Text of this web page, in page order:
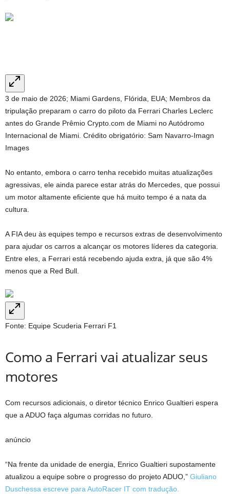
3 de maio de 2026; Miami Gardens, Flórida, EUA; Membros da
tripulação preparam o carro do piloto da Ferrari Charles Leclerc
antes do Grande Prêmio Crypto.com de Miami no Autódromo
Internacional de Miami. Crédito obrigatório: Sam Navarro-Imagn
Images
No entanto, embora o carro tenha recebido muitas atualizações
agressivas, ele ainda parece estar atrás do Mercedes, que possui
um motor altamente eficiente que há muito tempo é a nata da
cultura.
A FIA deu às equipes tempo e recursos extras de desenvolvimento
para ajudar os carros a alcançar os motores líderes da categoria.
Entre eles, a Ferrari está recebendo ajuda extra, já que são 4%
menos que a Red Bull.
Fonte: Equipe Scuderia Ferrari F1
Como a Ferrari vai atualizar seus
motores
Com recursos adicionais, o diretor técnico Enrico Gualtieri espera
que a ADUO faça algumas corridas no futuro.
anúncio
“Na frente da unidade de energia, Enrico Gualtieri supostamente
atualizou a equipe sobre o progresso do projeto ADUO,” Giuliano
Duschessa escreve para AutoRacer IT com tradução.